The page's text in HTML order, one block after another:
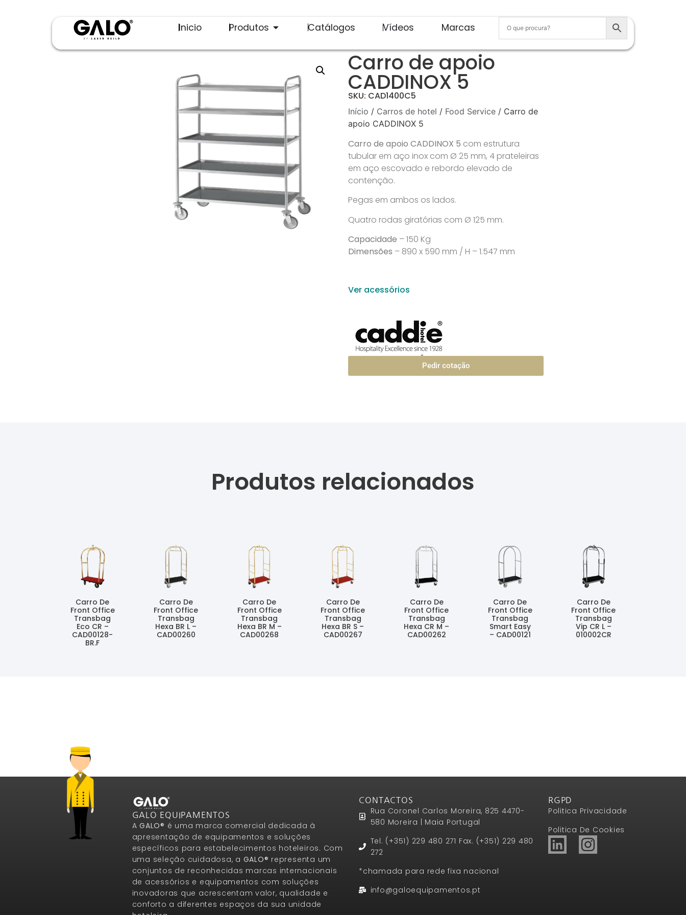
Inicio Produtos Catálogos Vídeos Marcas
Carro de apoio
CADDINOX 5
SKU: CAD1400C5
Início / Carros de hotel / Food Service/ Carro de
apoio CADDINOX 5
Carro de apoio CADDINOX 5 com estrutura
tubular em aço inox com Ø 25 mm, 4 prateleiras
em aço escovado e rebordo elevado de
contenção.
Pegas em ambos os lados.
Quatro rodas giratórias com Ø 125 mm.
Capacidade – 150 Kg
Dimensões – 890 x 590 mm / H – 1.547 mm
Ver acessórios
Pedir cotação
Produtos relacionados
Carro De
Front Office
Transbag
Eco CR –
CAD00128-
BR.F
Carro De
Front Office
Transbag
Hexa BR L –
CAD00260
Carro De
Front Office
Transbag
Hexa BR M –
CAD00268
Carro De
Front Office
Transbag
Hexa BR S –
CAD00267
Carro De
Front Office
Transbag
Hexa CR M –
CAD00262
Carro De
Front Office
Transbag
Smart Easy
– CAD00121
Carro De
Front Office
Transbag
Vip CR L –
010002CR
GALO EQUIPAMENTOS
AGALO® é uma marca comercial dedicada à
apresentação de equipamentos e soluções
específicos para estabelecimentos hoteleiros. Com
uma seleção cuidadosa, a GALO® representa um
conjuntos de reconhecidas marcas internacionais
de acessórios e equipamentos com soluções
inovadoras que acrescentam valor, qualidade e
conforto a diferentes espaços da sua unidade
CONTACTOS
Rua Coronel Carlos Moreira, 825 4470-
580 Moreira | Maia Portugal
Tel. (+351) 229 480 271 Fax. (+351) 229 480
272
*chamada para rede fixa nacional
info@galoequipamentos.pt
RGPD
Politica Privacidade
Politica De Cookies